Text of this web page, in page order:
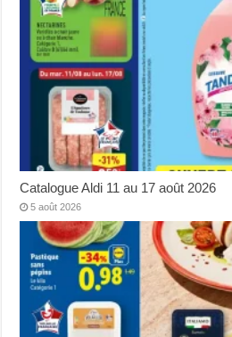
Catalogue Aldi 11 au 17 août 2026
5 août 2026